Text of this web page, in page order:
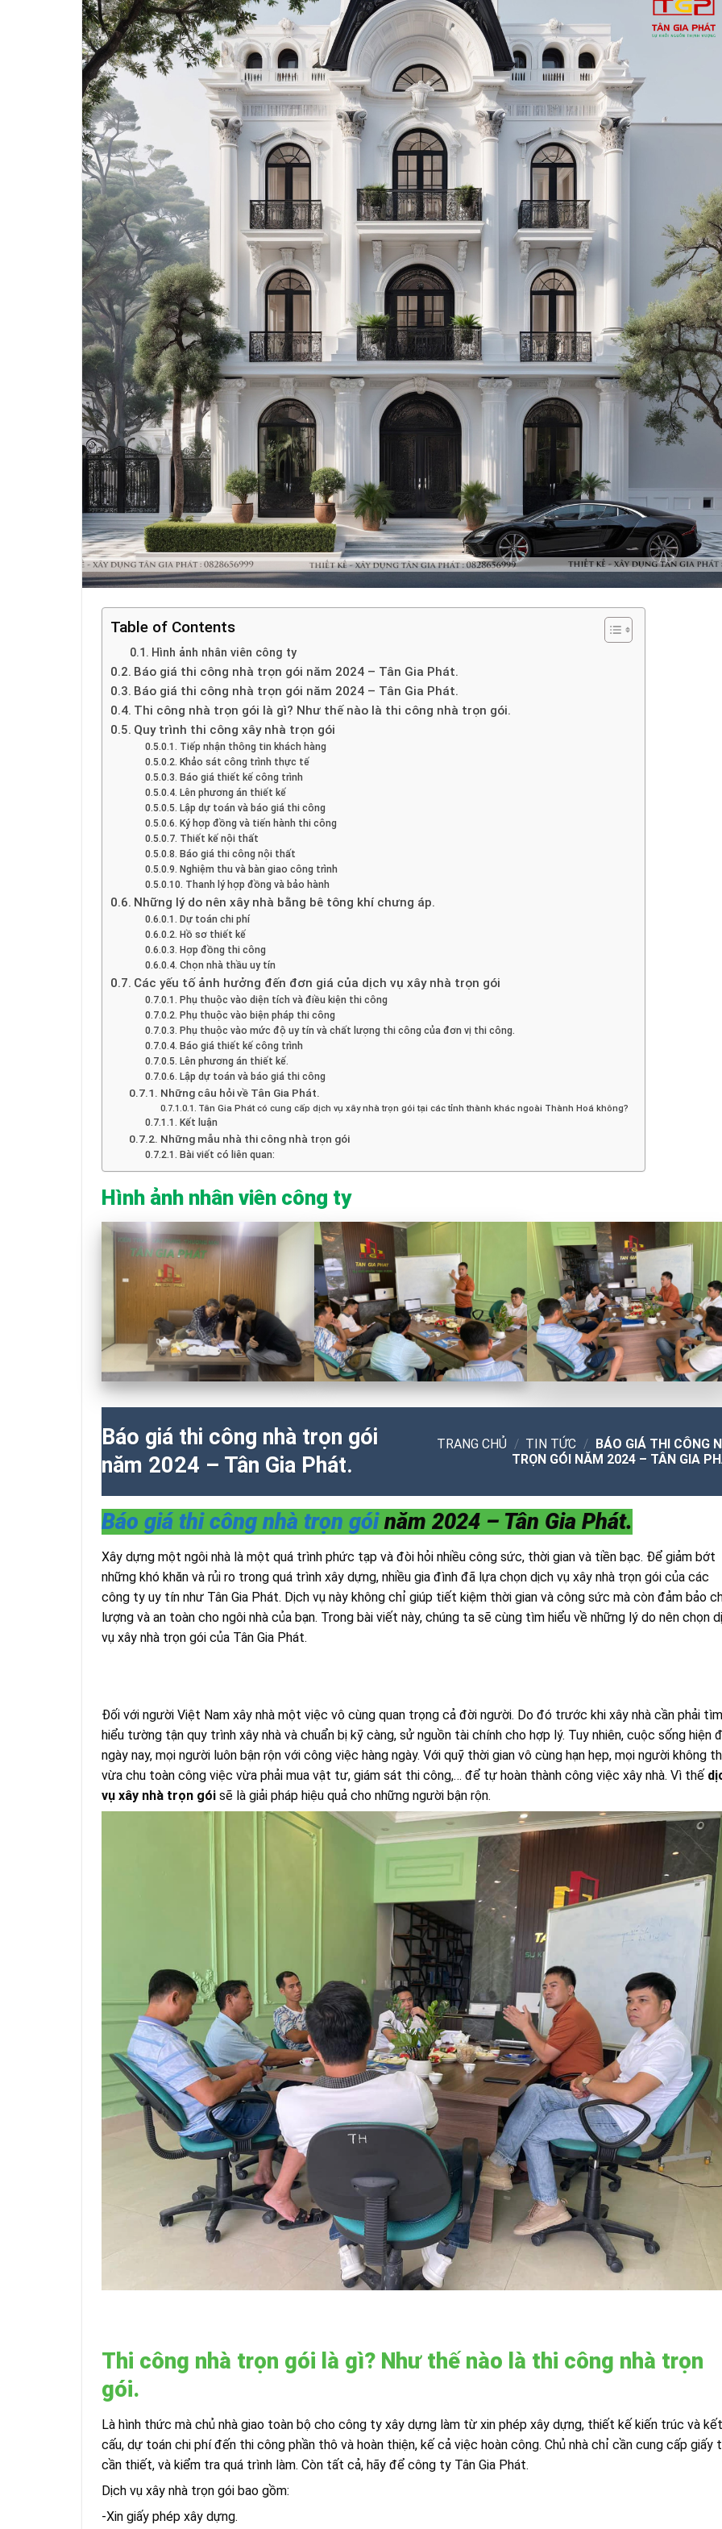
Table of Contents
Hình ảnh nhân viên công ty
Báo giá thi công nhà trọn gói năm 2024 – Tân Gia Phát.
Báo giá thi công nhà trọn gói năm 2024 – Tân Gia Phát.
Thi công nhà trọn gói là gì? Như thế nào là thi công nhà trọn gói.
Quy trình thi công xây nhà trọn gói
Tiếp nhận thông tin khách hàng
Khảo sát công trình thực tế
Báo giá thiết kế công trình
Lên phương án thiết kế
Lập dự toán và báo giá thi công
Ký hợp đồng và tiến hành thi công
Thiết kế nội thất
Báo giá thi công nội thất
Nghiệm thu và bàn giao công trình
Thanh lý hợp đồng và bảo hành
Những lý do nên xây nhà bằng bê tông khí chưng áp.
Dự toán chi phí
Hồ sơ thiết kế
Hợp đồng thi công
Chọn nhà thầu uy tín
Các yếu tố ảnh hưởng đến đơn giá của dịch vụ xây nhà trọn gói
Phụ thuộc vào diện tích và điều kiện thi công
Phụ thuộc vào biện pháp thi công
Phụ thuộc vào mức độ uy tín và chất lượng thi công của đơn vị thi công.
Báo giá thiết kế công trình
Lên phương án thiết kế.
Lập dự toán và báo giá thi công
Những câu hỏi về Tân Gia Phát.
Tân Gia Phát có cung cấp dịch vụ xây nhà trọn gói tại các tỉnh thành khác ngoài Thành Hoá không?
Kết luận
Những mẫu nhà thi công nhà trọn gói
Bài viết có liên quan:
Hình ảnh nhân viên công ty
Báo giá thi công nhà trọn gói
năm 2024 – Tân Gia Phát.
TRANG CHỦ / TIN TỨC / BÁO GIÁ THI CÔNG
TRỌN GÓI NĂM 2024 – TÂN GIA
Báo giá thi công nhà trọn góinăm 2024 – Tân Gia Phát.
Xây dựng một ngôi nhà là một quá trình phức tạp và đòi hỏi nhiều công sức, thời gian và tiền bạc. Để giảm bớt
những khó khăn và rủi ro trong quá trình xây dựng, nhiều gia đình đã lựa chọn dịch vụ xây nhà trọn gói của các
công ty uy tín như Tân Gia Phát. Dịch vụ này không chỉ giúp tiết kiệm thời gian và công sức mà còn đảm bảo
lượng và an toàn cho ngôi nhà của bạn. Trong bài viết này, chúng ta sẽ cùng tìm hiểu về những lý do nên chọn
vụ xây nhà trọn gói của Tân Gia Phát.
Đối với người Việt Nam xây nhà một việc vô cùng quan trọng cả đời người. Do đó trước khi xây nhà cần phải tìm
hiểu tường tận quy trình xây nhà và chuẩn bị kỹ càng, sử nguồn tài chính cho hợp lý. Tuy nhiên, cuộc sống hiện
ngày nay, mọi người luôn bận rộn với công việc hàng ngày. Với quỹ thời gian vô cùng hạn hẹp, mọi người không
vừa chu toàn công việc vừa phải mua vật tư, giám sát thi công,… để tự hoàn thành công việc xây nhà. Vì thế
vụ xây nhà trọn gói sẽ là giải pháp hiệu quả cho những người bận rộn.
Thi công nhà trọn gói là gì? Như thế nào là thi công nhà trọn
gói.
Là hình thức mà chủ nhà giao toàn bộ cho công ty xây dựng làm từ xin phép xây dựng, thiết kế kiến trúc và kết
cấu, dự toán chi phí đến thi công phần thô và hoàn thiện, kế cả việc hoàn công. Chủ nhà chỉ cần cung cấp giấy
cần thiết, và kiểm tra quá trình làm. Còn tất cả, hãy để công ty Tân Gia Phát.
Dịch vụ xây nhà trọn gói bao gồm:
-Xin giấy phép xây dựng.